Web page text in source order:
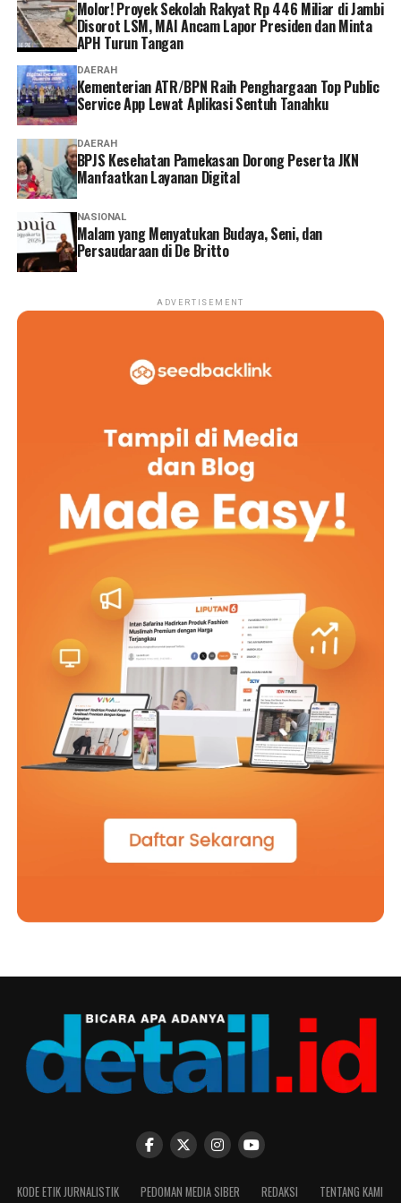
keberhasilan transformasi pelayanan bergantung pada
komitmen seluruh jajaran.
“Bapak/Ibu sekalian, transformasi layanan menjadi
nomor satu dan kata kuncinya hanya satu, yaitu
permudah layanan buat masyarakat. Jangan dipersulit.
Sekali lagi, permudah layanan,” ucap Menteri Nusron.
Pada kegiatan pembinaan ini, turut hadir Kepala Biro
Einstein Al Makarima Mohammad; Kepala Biro
Hubungan Masyarakat dan Protokol, Achmad; Kepala
Kanwil BPN Provinsi Jawa Tengah, Sri Pranoto beserta
Yogyakarta, Sepyo Achanto dan jajaran.
Molor! Proyek Sekolah Rakyat Rp 446 Miliar di Jambi
Disorot LSM, MAI Ancam Lapor Presiden dan Minta
APH Turun Tangan
DAERAH
Kementerian ATR/BPN Raih Penghargaan Top Public
Service App Lewat Aplikasi Sentuh Tanahku
DAERAH
BPJS Kesehatan Pamekasan Dorong Peserta JKN
Manfaatkan Layanan Digital
NASIONAL
Malam yang Menyatukan Budaya, Seni, dan
Persaudaraan di De Britto
ADVERTISEMENT
KODE ETIK JURNALISTIK PEDOMAN MEDIA SIBER REDAKSI TENTANG KAMI